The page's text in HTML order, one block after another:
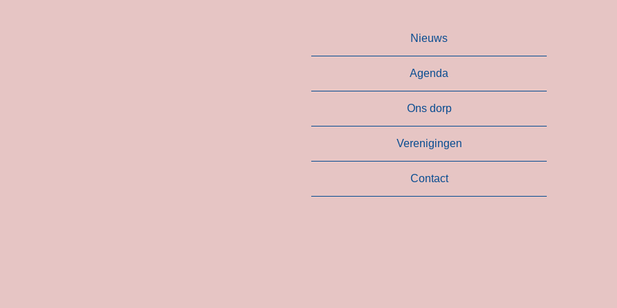
Nieuws
Agenda
Ons dorp
Verenigingen
Contact